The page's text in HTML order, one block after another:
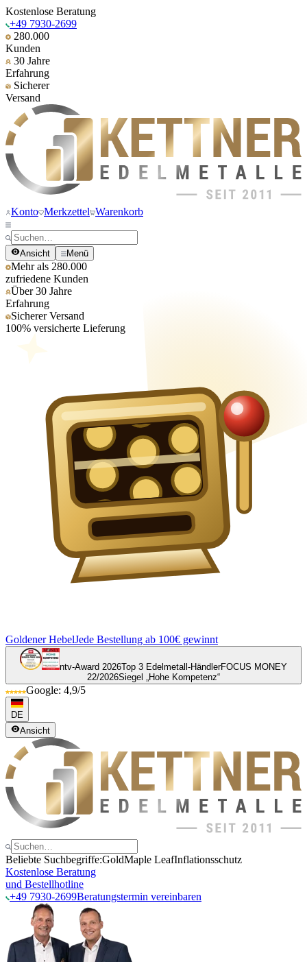
Kostenlose Beratung
+49 7930-2699
280.000
Kunden
30 Jahre
Erfahrung
Sicherer
Versand
Konto Merkzettel Warenkorb
Ansicht Menü
Mehr als 280.000
zufriedene Kunden
Über 30 Jahre
Erfahrung
Sicherer Versand
100% versicherte Lieferung
Goldener HebelJede Bestellung ab 100€ gewinnt
ntv-Award 2026Top 3 Edelmetall-HändlerFOCUS MONEY
22/2026Siegel „Hohe Kompetenz“
Google: 4,9/5
DE
Ansicht
Beliebte Suchbegriffe:GoldMaple LeafInflationsschutz
Kostenlose Beratung
und Bestellhotline
+49 7930-2699Beratungstermin vereinbaren